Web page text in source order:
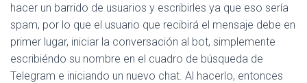
hacer un barrido de usuarios y escribirles ya que eso sería
spam, por lo que el usuario que recibirá el mensaje debe en
primer lugar, iniciar la conversación al bot, simplemente
escribiéndo su nombre en el cuadro de búsqueda de
Telegram e iniciando un nuevo chat. Al hacerlo, entonces